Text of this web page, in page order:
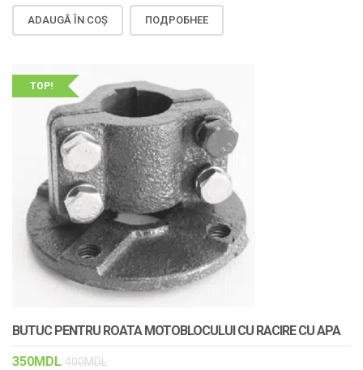
ADAUGĂ ÎN COȘ ПОДРОБНЕЕ
TOP!
BUTUC PENTRU ROATA MOTOBLOCULUI CU RACIRE CU APA
350MDL 400MDL